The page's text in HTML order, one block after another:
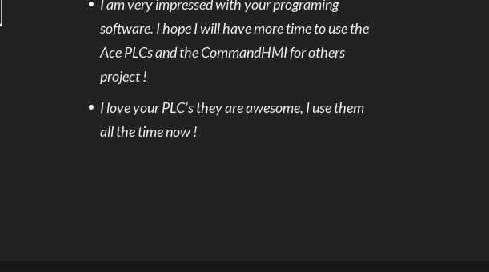
I am very impressed with your programing
software. I hope I will have more time to use the
Ace PLCs and the CommandHMI for others
project !
I love your PLC’s they are awesome, I use them
all the time now !